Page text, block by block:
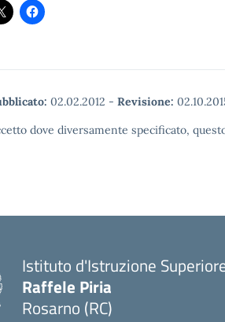
02.02.2012 - Revisione:
dove diversamente specificato,
Istituto d'Istruzione
Raffele Piria
Rosarno (RC)